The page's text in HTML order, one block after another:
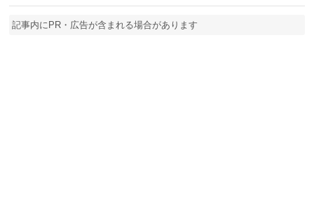
記事内にPR・広告が含まれる場合があります